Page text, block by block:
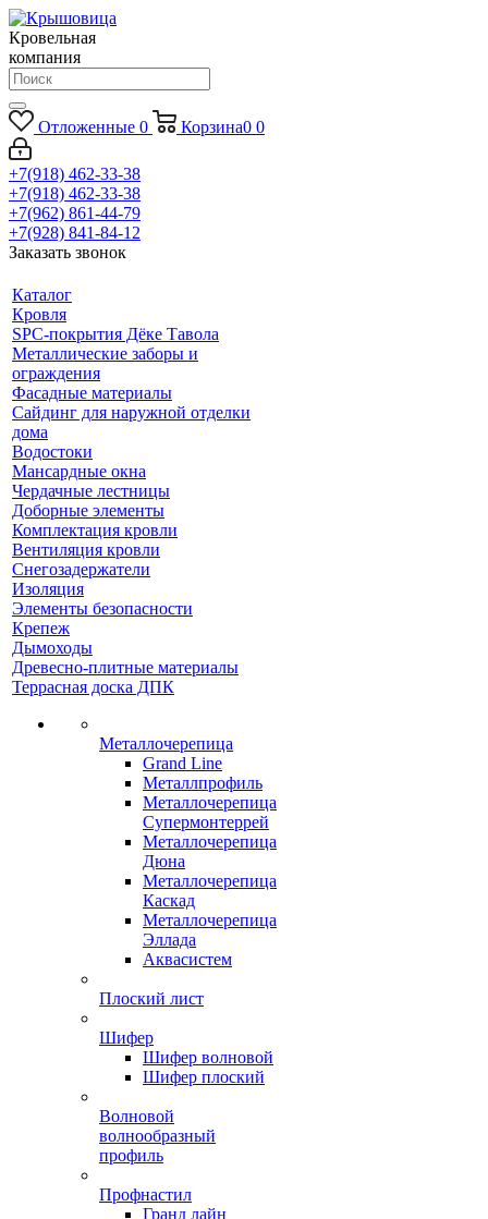
Кровельная
компания
Отложенные 0 Корзина0 0
+7(918) 462-33-38
+7(918) 462-33-38
+7(962) 861-44-79
+7(928) 841-84-12
Заказать звонок
Каталог
Кровля
SPC-покрытия Дёке Тавола
Металлические заборы и
ограждения
Фасадные материалы
Сайдинг для наружной отделки
дома
Водостоки
Мансардные окна
Чердачные лестницы
Доборные элементы
Комплектация кровли
Вентиляция кровли
Снегозадержатели
Изоляция
Элементы безопасности
Крепеж
Дымоходы
Древесно-плитные материалы
Террасная доска ДПК
Металлочерепица
Grand Line
Металлпрофиль
Металлочерепица
Супермонтеррей
Металлочерепица
Дюна
Металлочерепица
Каскад
Металлочерепица
Эллада
Аквасистем
Плоский лист
Шифер
Шифер волновой
Шифер плоский
Волновой
волнообразный
профиль
Профнастил
Гранд лайн